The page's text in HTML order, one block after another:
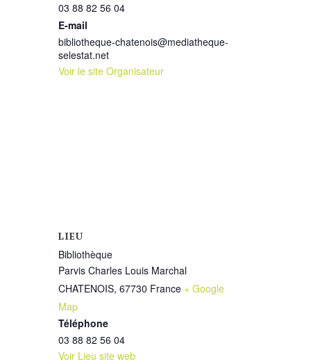
03 88 82 56 04
E-mail
bibliotheque-chatenois@mediatheque-
selestat.net
Voir le site Organisateur
LIEU
Bibliothèque
Parvis Charles Louis Marchal
CHATENOIS, 67730 France + Google
Map
Téléphone
03 88 82 56 04
Voir Lieu site web